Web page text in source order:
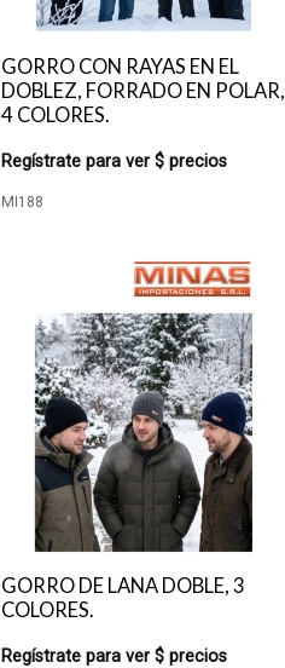
GORRO CON RAYAS EN EL
DOBLEZ, FORRADO EN POLAR,
4 COLORES.
Regístrate para ver $ precios
MI188
GORRO DE LANA DOBLE, 3
COLORES.
Regístrate para ver $ precios